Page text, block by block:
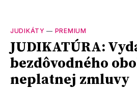
JUDIKÁTY — PREMIUM
JUDIKATÚRA:
bezdôvodného
neplatnej zmluvy